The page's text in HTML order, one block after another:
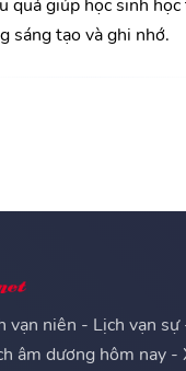
quả giúp học sinh
sáng tạo và ghi nhớ.
vạn niên - Lịch vạn
âm dương hôm nay -